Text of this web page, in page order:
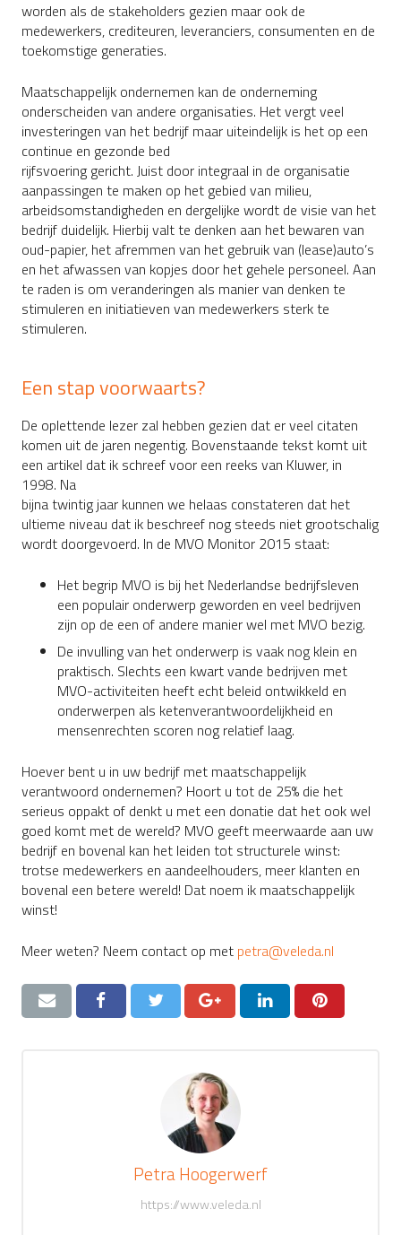
worden als de stakeholders gezien maar ook de
medewerkers, crediteuren, leveranciers, consumenten en de
toekomstige generaties.
Maatschappelijk ondernemen kan de onderneming
onderscheiden van andere organisaties. Het vergt veel
investeringen van het bedrijf maar uiteindelijk is het op een
continue en gezonde bed
rijfsvoering gericht. Juist door integraal in de organisatie
aanpassingen te maken op het gebied van milieu,
arbeidsomstandigheden en dergelijke wordt de visie van het
bedrijf duidelijk. Hierbij valt te denken aan het bewaren van
oud-papier, het afremmen van het gebruik van (lease)auto’s
en het afwassen van kopjes door het gehele personeel. Aan
te raden is om veranderingen als manier van denken te
stimuleren en initiatieven van medewerkers sterk te
stimuleren.
Een stap voorwaarts?
De oplettende lezer zal hebben gezien dat er veel citaten
komen uit de jaren negentig. Bovenstaande tekst komt uit
een artikel dat ik schreef voor een reeks van Kluwer, in
1998. Na
bijna twintig jaar kunnen we helaas constateren dat het
ultieme niveau dat ik beschreef nog steeds niet grootschalig
wordt doorgevoerd. In de MVO Monitor 2015 staat:
Het begrip MVO is bij het Nederlandse bedrijfsleven
een populair onderwerp geworden en veel bedrijven
zijn op de een of andere manier wel met MVO bezig.
De invulling van het onderwerp is vaak nog klein en
praktisch. Slechts een kwart vande bedrijven met
MVO-activiteiten heeft echt beleid ontwikkeld en
onderwerpen als ketenverantwoordelijkheid en
mensenrechten scoren nog relatief laag.
Hoever bent u in uw bedrijf met maatschappelijk
verantwoord ondernemen? Hoort u tot de 25% die het
serieus oppakt of denkt u met een donatie dat het ook wel
goed komt met de wereld? MVO geeft meerwaarde aan uw
bedrijf en bovenal kan het leiden tot structurele winst:
trotse medewerkers en aandeelhouders, meer klanten en
bovenal een betere wereld! Dat noem ik maatschappelijk
winst!
Meer weten? Neem contact op met petra@veleda.nl
Petra Hoogerwerf
https://www.veleda.nl